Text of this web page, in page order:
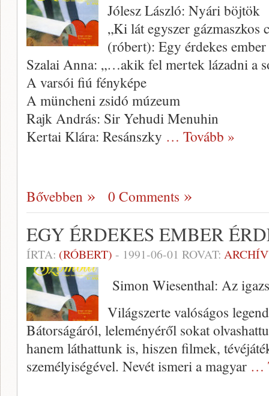
Jólesz László: Nyári böjtök
„Ki lát egyszer gázmaszkos
(róbert): Egy érdekes
Szalai Anna: „…akik fel mertek lázadni a
A varsói fiú fényképe
A müncheni zsidó múzeum
Rajk András: Sir Yehudi Menuhin
Kertai Klára: Resánszky … Tovább »
Bővebben 0 Comments
EGY ÉRDEKES EMBER
ÍRTA: (RÓBERT) - 1991-06-01 ROVAT:
Simon Wiesenthal: Az
Világszerte valóságos
Bátorságáról, leleményéről sokat
hanem láthattunk is, hiszen filmek,
személyiségével. Nevét ismeri a magyar …